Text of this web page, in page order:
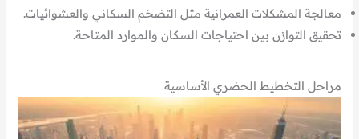
معالجة المشكلات العمرانية مثل التضخم السكاني والعشوائيات.
تحقيق التوازن بين احتياجات السكان والموارد المتاحة.
مراحل التخطيط الحضري الأساسية